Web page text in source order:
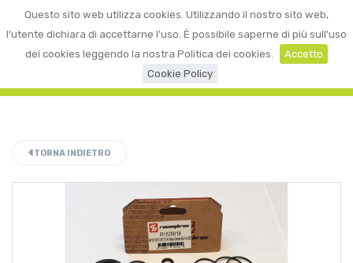
Questo sito web utilizza cookies. Utilizzando il nostro sito web,
l'utente dichiara di accettarne l'uso. È possibile saperne di più sull'uso
dei cookies leggendo la nostra Politica dei cookies.
Accetto
Cookie Policy
☰ 0
TORNA INDIETRO